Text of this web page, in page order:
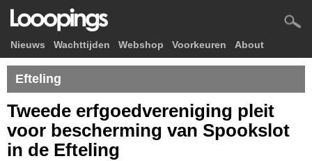
Nieuws Wachttijden Webshop Voorkeuren About
Efteling
Tweede erfgoedvereniging pleit
voor bescherming van Spookslot
in de Efteling